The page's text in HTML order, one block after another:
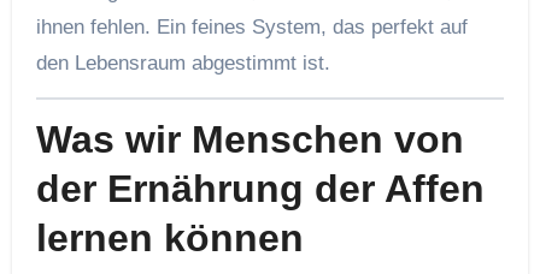
ihnen fehlen. Ein feines System, das perfekt auf
den Lebensraum abgestimmt ist.
Was wir Menschen von
der Ernährung der Affen
lernen können